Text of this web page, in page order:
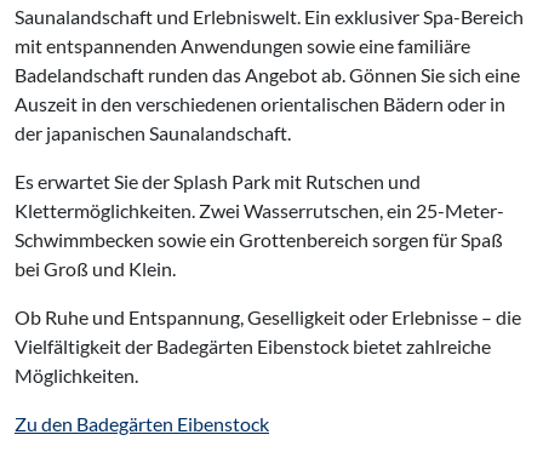
Saunalandschaft und Erlebniswelt. Ein exklusiver Spa-Bereich
mit entspannenden Anwendungen sowie eine familiäre
Badelandschaft runden das Angebot ab. Gönnen Sie sich eine
Auszeit in den verschiedenen orientalischen Bädern oder in
der japanischen Saunalandschaft.
Es erwartet Sie der Splash Park mit Rutschen und
Klettermöglichkeiten. Zwei Wasserrutschen, ein 25-Meter-
Schwimmbecken sowie ein Grottenbereich sorgen für Spaß
bei Groß und Klein.
Ob Ruhe und Entspannung, Geselligkeit oder Erlebnisse – die
Vielfältigkeit der Badegärten Eibenstock bietet zahlreiche
Möglichkeiten.
Zu den Badegärten Eibenstock